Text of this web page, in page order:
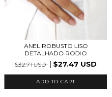
ANEL ROBUSTO LISO
DETALHADO RODIO
$32.71 USD
$27.47 USD
ADD TO CART